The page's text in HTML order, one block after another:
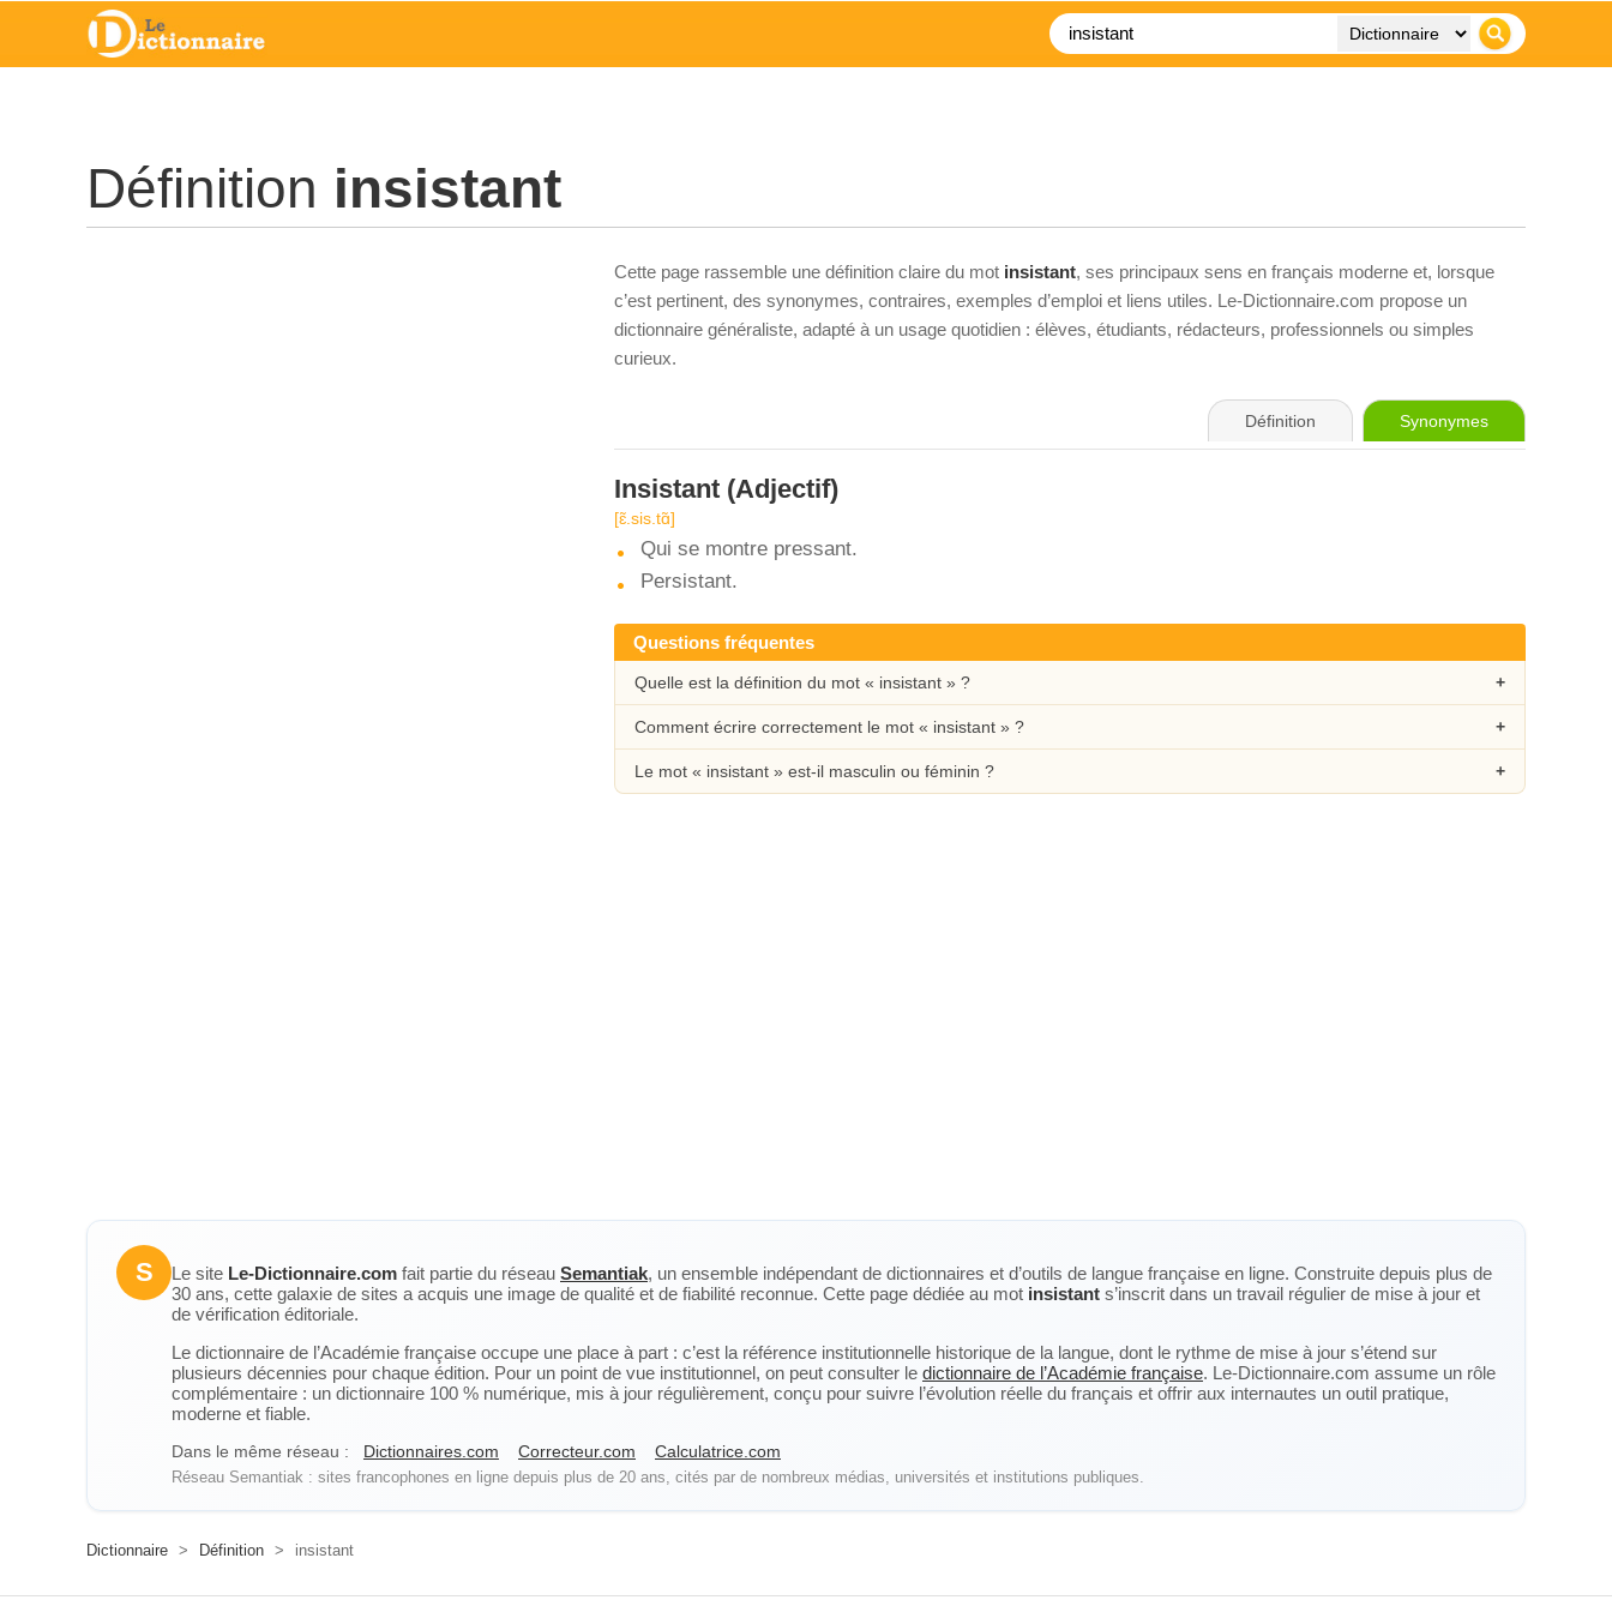
Définition insistant
Cette page rassemble une définition claire du mot insistant, ses principaux sens en français moderne et, lorsque
c’est pertinent, des synonymes, contraires, exemples d’emploi et liens utiles. Le-Dictionnaire.com propose un
dictionnaire généraliste, adapté à un usage quotidien : élèves, étudiants, rédacteurs, professionnels ou simples
curieux.
Définition Synonymes
Insistant (Adjectif)
[ɛ̃.sis.tɑ̃]
Qui se montre pressant.
Persistant.
Questions fréquentes
Quelle est la définition du mot « insistant » ?
Comment écrire correctement le mot « insistant » ?
Le mot « insistant » est-il masculin ou féminin ?
S Le site Le-Dictionnaire.com fait partie du réseau Semantiak, un ensemble indépendant de dictionnaires et d’outils de langue française en ligne. Construite depuis plus de
30 ans, cette galaxie de sites a acquis une image de qualité et de fiabilité reconnue. Cette page dédiée au mot insistant s’inscrit dans un travail régulier de mise à jour et
de vérification éditoriale.
Le dictionnaire de l’Académie française occupe une place à part : c’est la référence institutionnelle historique de la langue, dont le rythme de mise à jour s’étend sur
plusieurs décennies pour chaque édition. Pour un point de vue institutionnel, on peut consulter le dictionnaire de l’Académie française. Le-Dictionnaire.com assume un rôle
complémentaire : un dictionnaire 100 % numérique, mis à jour régulièrement, conçu pour suivre l’évolution réelle du français et offrir aux internautes un outil pratique,
moderne et fiable.
Dans le même réseau : Dictionnaires.com Correcteur.com Calculatrice.com
Réseau Semantiak : sites francophones en ligne depuis plus de 20 ans, cités par de nombreux médias, universités et institutions publiques.
Dictionnaire > Définition > insistant